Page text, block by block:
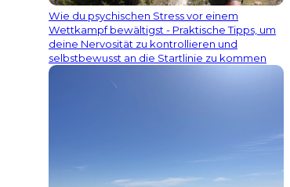
Wie du psychischen Stress vor einem
Wettkampf bewältigst - Praktische Tipps, um
deine Nervosität zu kontrollieren und
selbstbewusst an die Startlinie zu kommen